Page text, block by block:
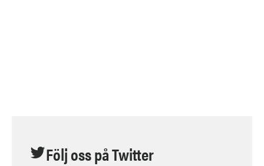
Följ oss på Twitter